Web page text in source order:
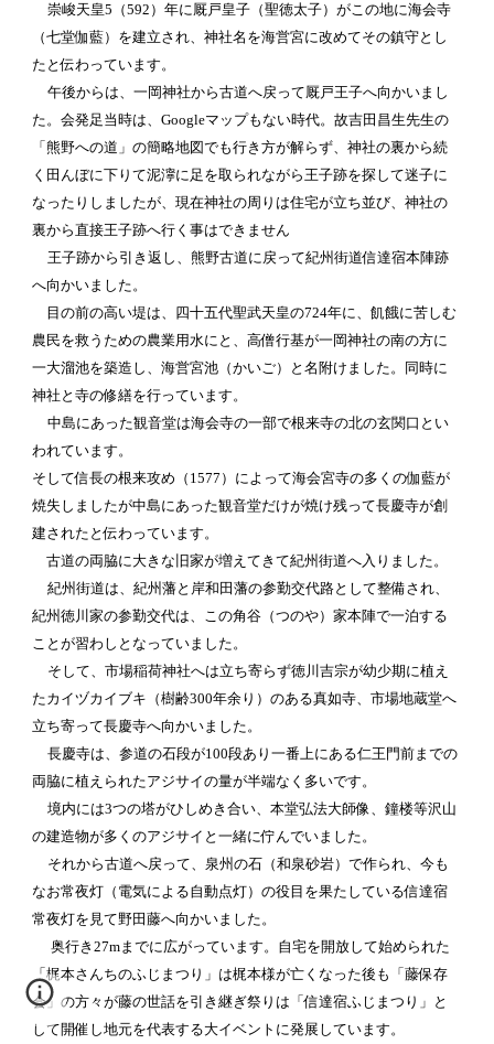
崇峻天皇5（592）年に厩戸皇子（聖徳太子）がこの地に海会寺
（七堂伽藍）を建立され、神社名を海営宮に改めてその鎮守とし
たと伝わっています。
午後からは、一岡神社から古道へ戻って厩戸王子へ向かいまし
た。会発足当時は、Googleマップもない時代。故吉田昌生先生の
「熊野への道」の簡略地図でも行き方が解らず、神社の裏から続
く田んぼに下りて泥濘に足を取られながら王子跡を探して迷子に
なったりしましたが、現在神社の周りは住宅が立ち並び、神社の
裏から直接王子跡へ行く事はできません
王子跡から引き返し、熊野古道に戻って紀州街道信達宿本陣跡
へ向かいました。
目の前の高い堤は、四十五代聖武天皇の724年に、飢餓に苦しむ
農民を救うための農業用水にと、高僧行基が一岡神社の南の方に
一大溜池を築造し、海営宮池（かいご）と名附けました。同時に
神社と寺の修繕を行っています。
中島にあった観音堂は海会寺の一部で根来寺の北の玄関口とい
われています。
そして信長の根来攻め（1577）によって海会宮寺の多くの伽藍が
焼失しましたが中島にあった観音堂だけが焼け残って長慶寺が創
建されたと伝わっています。
古道の両脇に大きな旧家が増えてきて紀州街道へ入りました。
紀州街道は、紀州藩と岸和田藩の参勤交代路として整備され、
紀州徳川家の参勤交代は、この角谷（つのや）家本陣で一泊する
ことが習わしとなっていました。
そして、市場稲荷神社へは立ち寄らず徳川吉宗が幼少期に植え
たカイヅカイブキ（樹齢300年余り）のある真如寺、市場地蔵堂へ
立ち寄って長慶寺へ向かいました。
長慶寺は、参道の石段が100段あり一番上にある仁王門前までの
両脇に植えられたアジサイの量が半端なく多いです。
境内には3つの塔がひしめき合い、本堂弘法大師像、鐘楼等沢山
の建造物が多くのアジサイと一緒に佇んでいました。
それから古道へ戻って、泉州の石（和泉砂岩）で作られ、今も
なお常夜灯（電気による自動点灯）の役目を果たしている信達宿
常夜灯を見て野田藤へ向かいました。
奥行き27mまでに広がっています。自宅を開放して始められた
「梶本さんちのふじまつり」は梶本様が亡くなった後も「藤保存
会」の方々が藤の世話を引き継ぎ祭りは「信達宿ふじまつり」と
して開催し地元を代表する大イベントに発展しています。